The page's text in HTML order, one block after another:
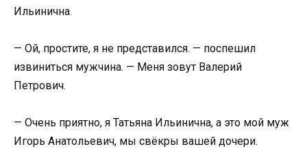
Ильинична.
— Ой, простите, я не представился. — поспешил
извиниться мужчина. — Меня зовут Валерий
Петрович.
— Очень приятно, я Татьяна Ильинична, а это мой муж
Игорь Анатольевич, мы свёкры вашей дочери.